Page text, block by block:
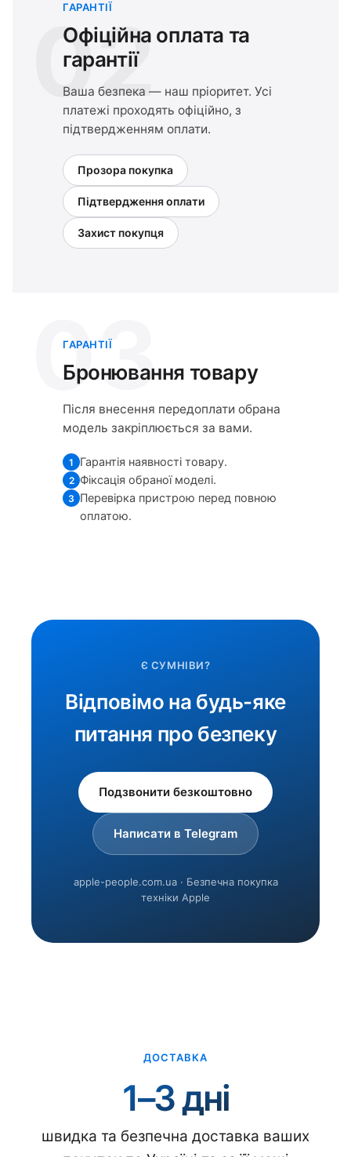
02
ГАРАНТІЇ
Офіційна оплата та
гарантії
Ваша безпека — наш пріоритет. Усі
платежі проходять офіційно, з
підтвердженням оплати.
Прозора покупка
Підтвердження оплати
Захист покупця
03
ГАРАНТІЇ
Бронювання товару
Після внесення передоплати обрана
модель закріплюється за вами.
1 Гарантія наявності товару.
2 Фіксація обраної моделі.
3 Перевірка пристрою перед повною
оплатою.
Є СУМНІВИ?
Відповімо на будь-яке
питання про безпеку
Подзвонити безкоштовно
Написати в Telegram
apple-people.com.ua · Безпечна покупка
техніки Apple
ДОСТАВКА
1–3 дні
швидка та безпечна доставка ваших